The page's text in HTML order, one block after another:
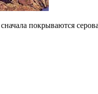
покрываются